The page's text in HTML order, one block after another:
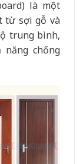
là một
từ sợi gỗ và
trung bình,
năng chống